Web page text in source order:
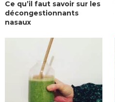
Ce qu’il faut savoir sur les
décongestionnants
nasaux